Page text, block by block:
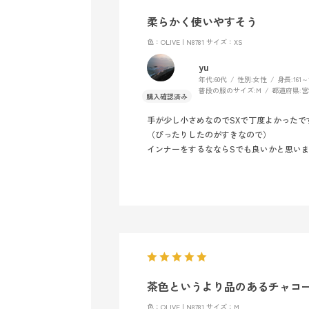
柔らかく使いやすそう
色：OLIVE | N8781 サイズ：XS
yu
年代:60代 性別:女性 身長:161
普段の服のサイズ:M 都道府県:
手が少し小さめなのでSXで丁度よかったで
（ぴったりしたのがすきなので）
インナーをするなならSでも良いかと思い
茶色というより品のあるチャコ
色：OLIVE | N8781 サイズ：M